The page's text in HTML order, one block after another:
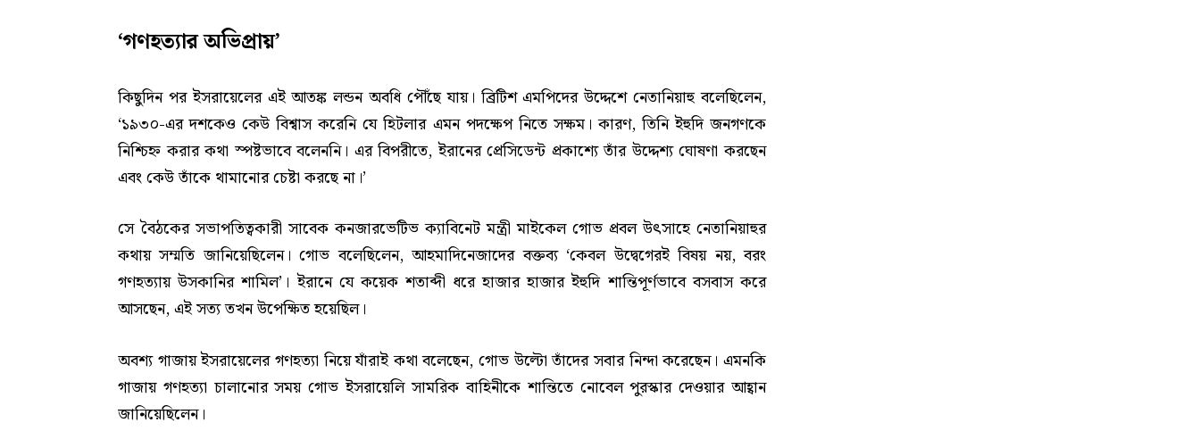
‘গণহত্যার অভিপ্রায়’
কিছুদিন পর ইসরায়েলের এই আতঙ্ক লন্ডন অবধি পৌঁছে যায়। ব্রিটিশ এমপিদের উদ্দেশে নেতানিয়াহু বলেছিলেন,
‘১৯৩০-এর দশকেও কেউ বিশ্বাস করেনি যে হিটলার এমন পদক্ষেপ নিতে সক্ষম। কারণ, তিনি ইহুদি জনগণকে
নিশ্চিহ্ন করার কথা স্পষ্টভাবে বলেননি। এর বিপরীতে, ইরানের প্রেসিডেন্ট প্রকাশ্যে তাঁর উদ্দেশ্য ঘোষণা করছেন
এবং কেউ তাঁকে থামানোর চেষ্টা করছে না।’
সে বৈঠকের সভাপতিত্বকারী সাবেক কনজারভেটিভ ক্যাবিনেট মন্ত্রী মাইকেল গোভ প্রবল উৎসাহে নেতানিয়াহুর
কথায় সম্মতি জানিয়েছিলেন। গোভ বলেছিলেন, আহমাদিনেজাদের বক্তব্য ‘কেবল উদ্বেগেরই বিষয় নয়, বরং
গণহত্যায় উসকানির শামিল’। ইরানে যে কয়েক শতাব্দী ধরে হাজার হাজার ইহুদি শান্তিপূর্ণভাবে বসবাস করে
আসছেন, এই সত্য তখন উপেক্ষিত হয়েছিল।
অবশ্য গাজায় ইসরায়েলের গণহত্যা নিয়ে যাঁরাই কথা বলেছেন, গোভ উল্টো তাঁদের সবার নিন্দা করেছেন। এমনকি
গাজায় গণহত্যা চালানোর সময় গোভ ইসরায়েলি সামরিক বাহিনীকে শান্তিতে নোবেল পুরস্কার দেওয়ার আহ্বান
জানিয়েছিলেন।